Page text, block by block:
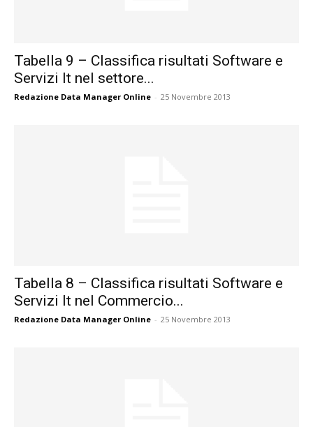
Tabella 9 – Classifica risultati Software e
Servizi It nel settore...
Redazione Data Manager Online - 25 Novembre 2013
Tabella 8 – Classifica risultati Software e
Servizi It nel Commercio...
Redazione Data Manager Online - 25 Novembre 2013